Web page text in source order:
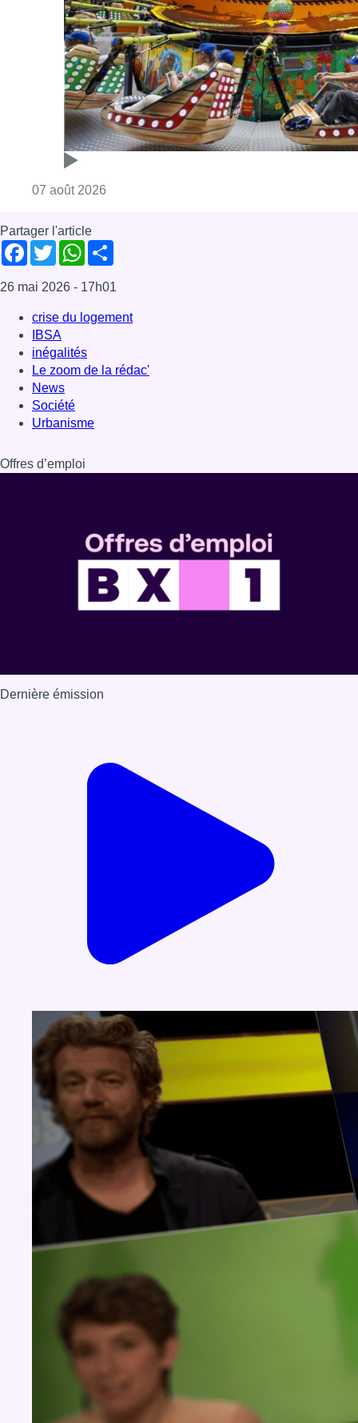
07 août 2026
Partager l'article
Facebook
TwitterWhatsApp
26 mai 2026 - 17h01
crise du logement
IBSA
inégalités
Le zoom de la rédac'
News
Société
Urbanisme
Offres d’emploi
Dernière émission